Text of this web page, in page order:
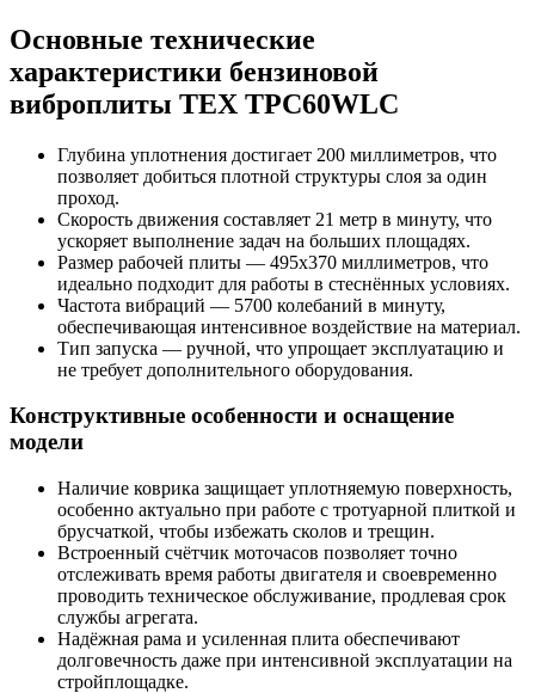
Основные технические
характеристики бензиновой
виброплиты ТЕХ TPC60WLC
Глубина уплотнения достигает 200 миллиметров, что
позволяет добиться плотной структуры слоя за один
проход.
Скорость движения составляет 21 метр в минуту, что
ускоряет выполнение задач на больших площадях.
Размер рабочей плиты — 495х370 миллиметров, что
идеально подходит для работы в стеснённых условиях.
Частота вибраций — 5700 колебаний в минуту,
обеспечивающая интенсивное воздействие на материал.
Тип запуска — ручной, что упрощает эксплуатацию и
не требует дополнительного оборудования.
Конструктивные особенности и оснащение
модели
Наличие коврика защищает уплотняемую поверхность,
особенно актуально при работе с тротуарной плиткой и
брусчаткой, чтобы избежать сколов и трещин.
Встроенный счётчик моточасов позволяет точно
отслеживать время работы двигателя и своевременно
проводить техническое обслуживание, продлевая срок
службы агрегата.
Надёжная рама и усиленная плита обеспечивают
долговечность даже при интенсивной эксплуатации на
стройплощадке.